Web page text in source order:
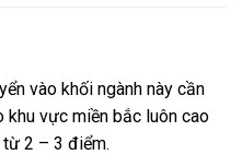
vào khối ngành này cần
khu vực miền bắc luôn cao
từ 2 – 3 điểm.